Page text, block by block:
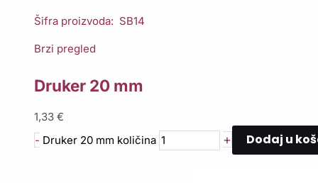
Šifra proizvoda: SB14
Brzi pregled
Druker 20 mm
1,33 €
- Druker 20 mm količina + Dodaj u